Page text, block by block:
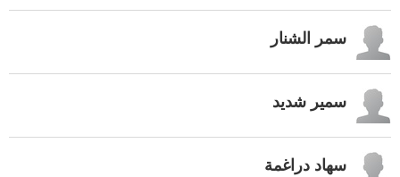
سمر الشنار
سمير شديد
سهاد دراغمة